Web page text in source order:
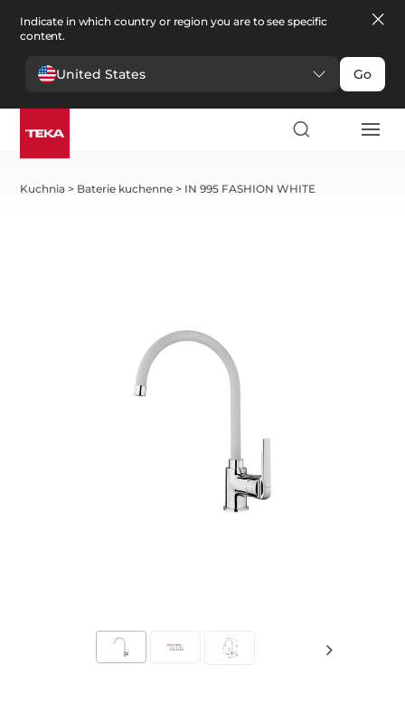
Indicate in which country or region you are to see specific
content.
United States Go
Kuchnia > Baterie kuchenne > IN 995 FASHION WHITE